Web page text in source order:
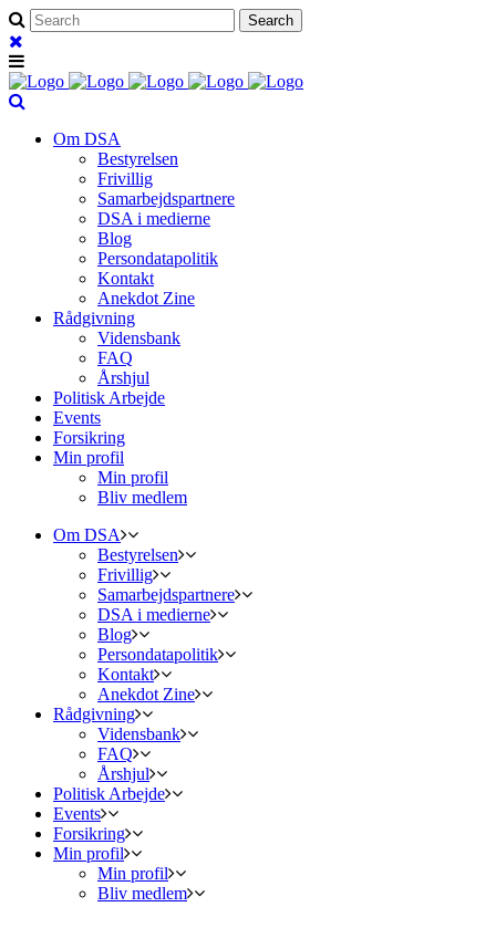
Om DSA
Bestyrelsen
Frivillig
Samarbejdspartnere
DSA i medierne
Blog
Persondatapolitik
Kontakt
Anekdot Zine
Rådgivning
Vidensbank
FAQ
Årshjul
Politisk Arbejde
Events
Forsikring
Min profil
Min profil
Bliv medlem
Om DSA
Bestyrelsen
Frivillig
Samarbejdspartnere
DSA i medierne
Blog
Persondatapolitik
Kontakt
Anekdot Zine
Rådgivning
Vidensbank
FAQ
Årshjul
Politisk Arbejde
Events
Forsikring
Min profil
Min profil
Bliv medlem